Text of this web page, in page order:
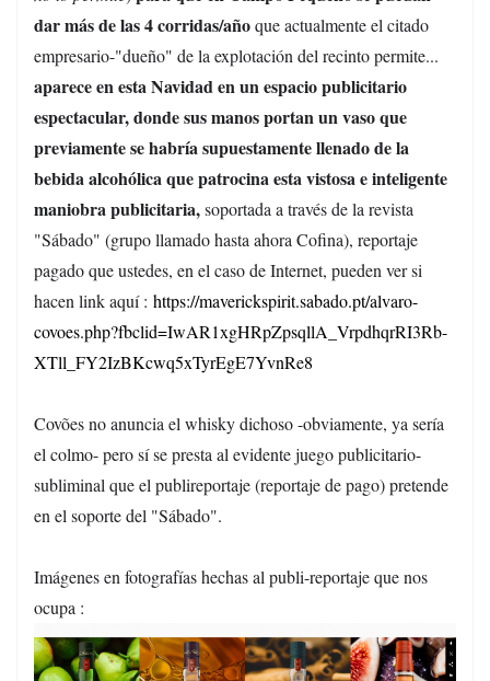
dar más de las 4 corridas/añoque actualmente el citado
empresario-"dueño" de la explotación del recinto permite...
aparece en esta Navidad en un espacio publicitario
espectacular, donde sus manos portan un vaso que
previamente se habría supuestamente llenado de la
bebida alcohólica que patrocina esta vistosa e inteligente
maniobra publicitaria,soportada a través de la revista
"Sábado" (grupo llamado hasta ahora Cofina), reportaje
pagado que ustedes, en el caso de Internet, pueden ver si
hacen link aquí : https://maverickspirit.sabado.pt/alvaro-
covoes.php?fbclid=IwAR1xgHRpZpsqllA_VrpdhqrRI3Rb-
XTll_FY2IzBKcwq5xTyrEgE7YvnRe8
Covões no anuncia el whisky dichoso -obviamente, ya sería
el colmo- pero sí se presta al evidente juego publicitario-
subliminal que el publireportaje (reportaje de pago) pretende
en el soporte del "Sábado".
Imágenes en fotografías hechas al publi-reportaje que nos
ocupa :